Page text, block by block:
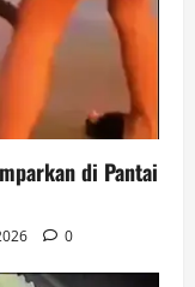
di Pantai
0